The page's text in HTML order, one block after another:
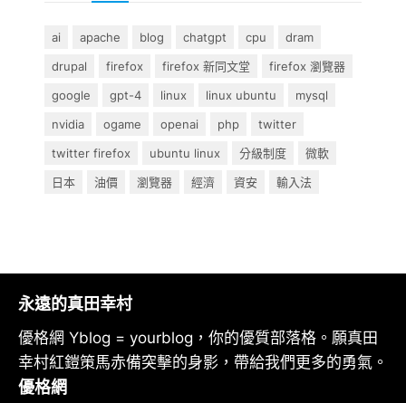
ai apache blog chatgpt cpu
dram
drupal
firefox firefox 新同文堂
firefox 瀏覽器
google
gpt-4 linux linux ubuntu
mysql
nvidia
ogame openai php
twitter
twitter firefox
ubuntu linux 分級制度
微軟
日本
油價 瀏覽器 經濟 資安 輸入法
永遠的真田幸村
優格網 Yblog = yourblog，你的優質部落格。願真田
幸村紅鎧策馬赤備突擊的身影，帶給我們更多的勇氣。
優格網